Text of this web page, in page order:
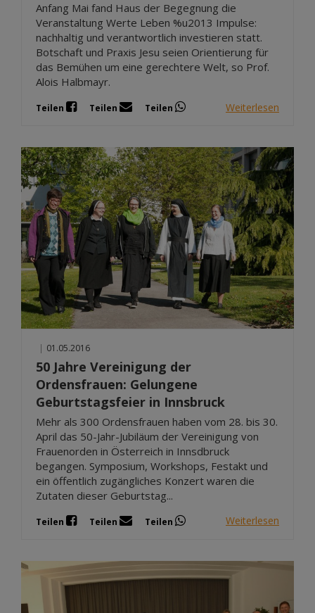
Anfang Mai fand Haus der Begegnung die
Veranstaltung Werte Leben %u2013 Impulse:
nachhaltig und verantwortlich investieren statt.
Botschaft und Praxis Jesu seien Orientierung für
das Bemühen um eine gerechtere Welt, so Prof.
Alois Halbmayr.
Teilen Teilen Teilen Weiterlesen
| 01.05.2016
50 Jahre Vereinigung der
Ordensfrauen: Gelungene
Geburtstagsfeier in Innsbruck
Mehr als 300 Ordensfrauen haben vom 28. bis 30.
April das 50-Jahr-Jubiläum der Vereinigung von
Frauenorden in Österreich in Innsdbruck
begangen. Symposium, Workshops, Festakt und
ein öffentlich zugängliches Konzert waren die
Zutaten dieser Geburtstag...
Teilen Teilen Teilen Weiterlesen